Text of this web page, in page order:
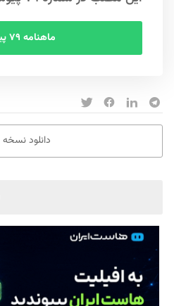
ماهنامه ۷۹ پیوست
دانلود نسخه PDF